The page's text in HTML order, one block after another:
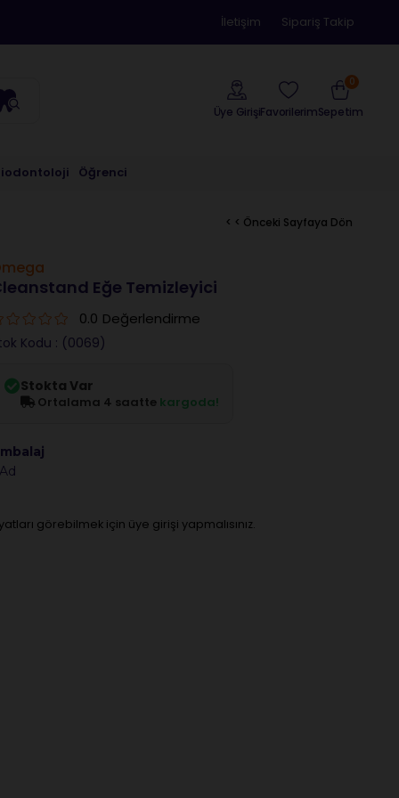
İletişim Sipariş Takip
Üye GirişiFavorilerimSepetim
0
Öğrenci
< < Önceki Sayfaya Dön
Eğe Temizleyici
0.0 Değerlendirme
Kodu (0069)
Stokta Var
Ortalama 4 saatte kargoda!
görebilmek için üye girişi yapmalısınız.